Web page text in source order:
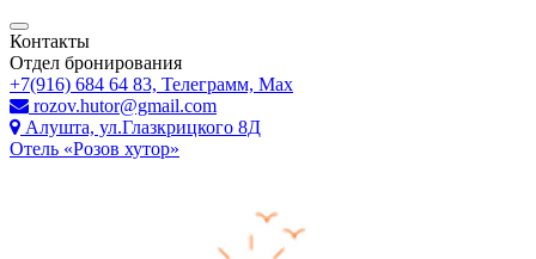
Контакты
Отдел бронирования
+7(916) 684 64 83, Телеграмм, Мах
rozov.hutor@gmail.com
Алушта, ул.Глазкрицкого 8Д
Отель «Розов хутор»